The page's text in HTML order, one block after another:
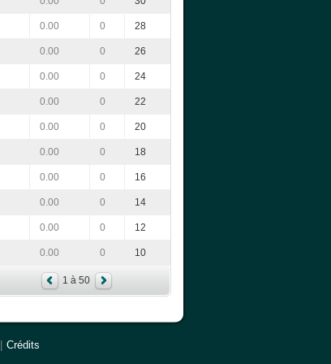
0.00 0 28
0.00 0 26
0.00 0 24
0.00 0 22
0.00 0 20
0.00 0 18
0.00 0 16
0.00 0 14
0.00 0 12
0.00 0 10
1 à 50
Crédits